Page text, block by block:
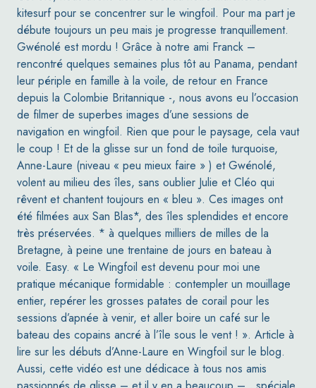
kitesurf pour se concentrer sur le wingfoil. Pour ma part je
débute toujours un peu mais je progresse tranquillement.
Gwénolé est mordu ! Grâce à notre ami Franck –
rencontré quelques semaines plus tôt au Panama, pendant
leur périple en famille à la voile, de retour en France
depuis la Colombie Britannique -, nous avons eu l’occasion
de filmer de superbes images d’une sessions de
navigation en wingfoil. Rien que pour le paysage, cela vaut
le coup ! Et de la glisse sur un fond de toile turquoise,
Anne-Laure (niveau « peu mieux faire » ) et Gwénolé,
volent au milieu des îles, sans oublier Julie et Cléo qui
rêvent et chantent toujours en « bleu ». Ces images ont
été filmées aux San Blas*, des îles splendides et encore
très préservées. * à quelques milliers de milles de la
Bretagne, à peine une trentaine de jours en bateau à
voile. Easy. « Le Wingfoil est devenu pour moi une
pratique mécanique formidable : contempler un mouillage
entier, repérer les grosses patates de corail pour les
sessions d’apnée à venir, et aller boire un café sur le
bateau des copains ancré à l’île sous le vent ! ». Article à
lire sur les débuts d’Anne-Laure en Wingfoil sur le blog.
Aussi, cette vidéo est une dédicace à tous nos amis